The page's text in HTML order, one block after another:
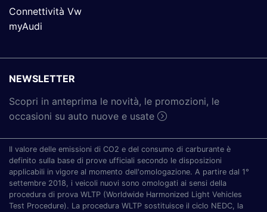
Connettività Vw
myAudi
NEWSLETTER
Scopri in anteprima le novità, le promozioni, le
occasioni su auto nuove e usate
Il valore delle emissioni di CO2 e del consumo di carburante è
definito sulla base di prove ufficiali secondo le disposizioni
applicabili in vigore al momento dell'omologazione. A partire dal 1°
settembre 2018, i veicoli nuovi sono omologati ai sensi della
procedura di prova WLTP (Worldwide Harmonized Light Vehicles
Test Procedure). La procedura WLTP sostituisce il ciclo NEDC, la